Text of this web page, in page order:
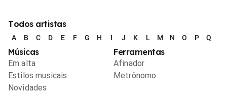
Todos artistas
A B C D E F G H I J K L M N O P Q
Músicas
Em alta
Estilos musicais
Novidades
Ferramentas
Afinador
Metrônomo